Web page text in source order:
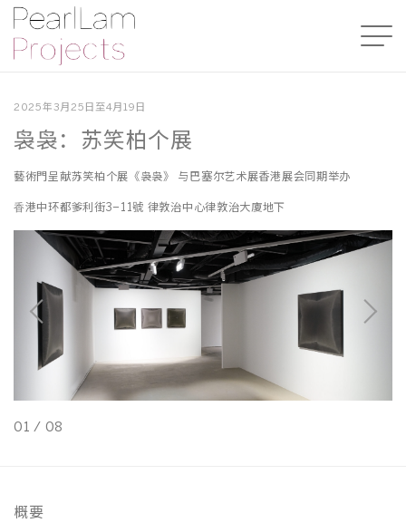
2025年3月25日至4月19日
袅袅：苏笑柏个展
藝術門呈献苏笑柏个展《袅袅》 与巴塞尔艺术展香港展会同期举办
⾹港中环都爹利街3–11號 律敦治中⼼律敦治⼤廈地下
01 / 08
概要